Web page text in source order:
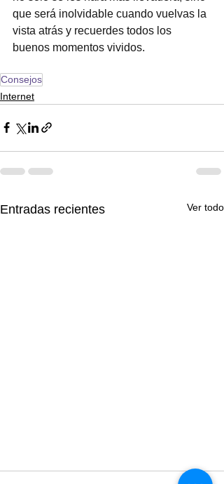
que será inolvidable cuando vuelvas la
vista atrás y recuerdes todos los
buenos momentos vividos.
Consejos
Internet
Entradas recientes Ver todo